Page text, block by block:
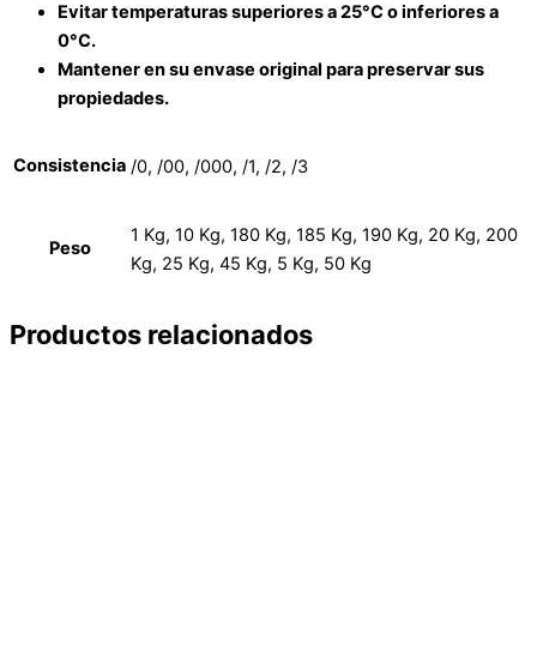
Evitar temperaturas superiores a 25°C o inferiores a
0°C.
Mantener en su envase original para preservar sus
propiedades.
Consistencia /0, /00, /000, /1, /2, /3
Peso
1 Kg, 10 Kg, 180 Kg, 185 Kg, 190 Kg, 20 Kg, 200
Kg, 25 Kg, 45 Kg, 5 Kg, 50 Kg
Productos relacionados